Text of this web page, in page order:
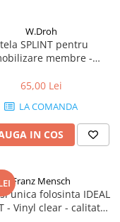
W.Droh
SPLINT pentru
membre -
transparenta - rola
65,00 Lei
LA COMANDA
IN COS
Franz Mensch
unica folosinta IDEAL
- Vinyl clear - calitate